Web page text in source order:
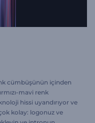
cümbüşünün içinden
mavi renk
hissi uyandırıyor ve
kolay: logonuz ve